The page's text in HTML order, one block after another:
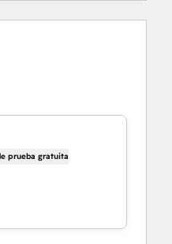
prueba gratuita